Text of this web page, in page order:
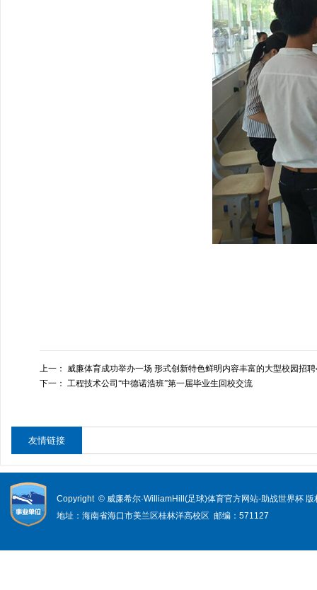
上一：
威廉体育成功举办一场 形式创新特色鲜明内容丰富的大型校园招
下一： 工程技术公司“中德诺浩班”第一届毕业生回校交流
友情链接
Copyright © 威廉希尔·WilliamHill(足球)体育官方网站-助战世界杯
地址：海南省海口市美兰区桂林洋高校区 邮编：571127